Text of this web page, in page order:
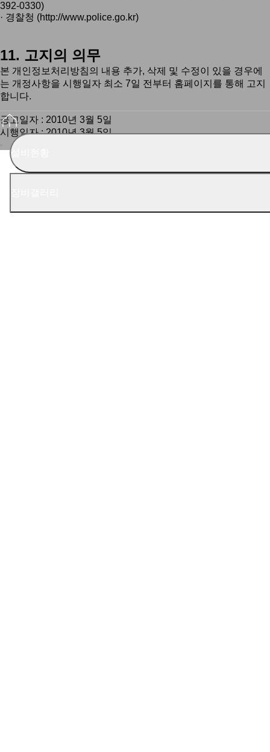
설비현황
392-0330)
· 경찰청 (http://www.police.go.kr)
11. 고지의 의무
본 개인정보처리방침의 내용 추가, 삭제 및 수정이 있을 경우에
는 개정사항을 시행일자 최소 7일 전부터 홈페이지를 통해 고지
합니다.
공고일자 : 2010년 3월 5일
시행일자 : 2010년 3월 5일